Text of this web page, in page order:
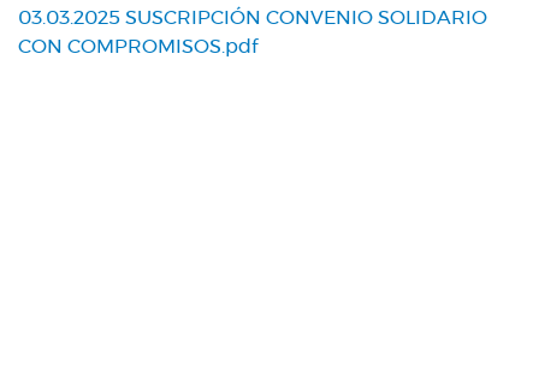
03.03.2025 SUSCRIPCIÓN CONVENIO SOLIDARIO
CON COMPROMISOS.pdf